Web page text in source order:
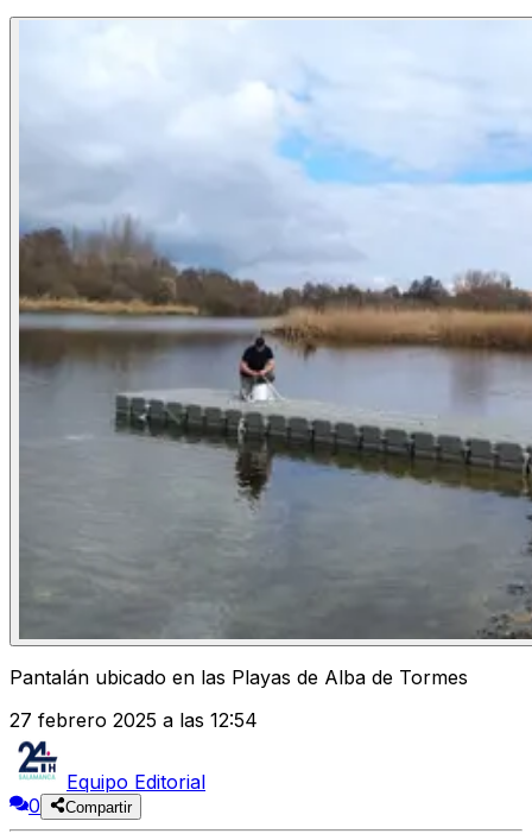
Pantalán ubicado en las Playas de Alba de Tormes
27 febrero 2025 a las 12:54
Equipo Editorial
0
Compartir